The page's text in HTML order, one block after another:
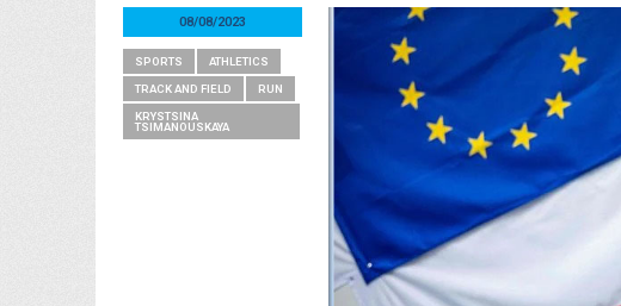
08/08/2023
SPORTS ATHLETICS
TRACK AND FIELD RUN
KRYSTSINA
TSIMANOUSKAYA